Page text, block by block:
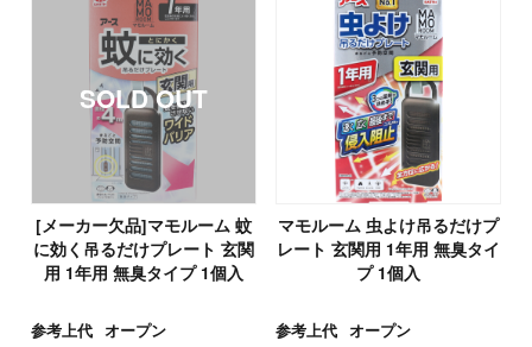
[メーカー欠品]マモルーム 蚊
に効く吊るだけプレート 玄関
用 1年用 無臭タイプ 1個入
参考上代 オープン
マモルーム 虫よけ吊るだけプ
レート 玄関用 1年用 無臭タイ
プ 1個入
参考上代 オープン